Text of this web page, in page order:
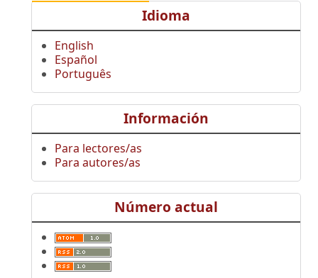
Idioma
English
Español
Português
Información
Para lectores/as
Para autores/as
Número actual